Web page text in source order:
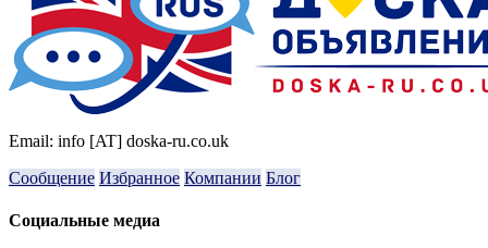
Email: info [AT] doska-ru.co.uk
Сообщение Избранное Компании Блог
Социальные медиа